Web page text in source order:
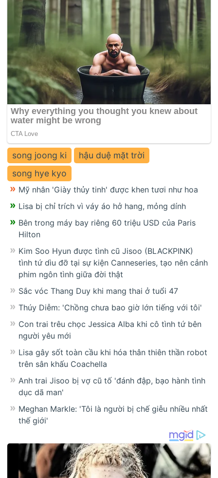
song joong ki
hậu duệ mặt trời
song hye kyo
Mỹ nhân 'Giày thủy tinh' được khen tươi như hoa
Lisa bị chỉ trích vì váy áo hở hang, mỏng dính
Bên trong máy bay riêng 60 triệu USD của Paris
Hilton
Kim Soo Hyun được tình cũ Jisoo (BLACKPINK)
tình tứ dìu đỡ tại sự kiện Canneseries, tạo nên cảnh
phim ngôn tình giữa đời thật
Sắc vóc Thang Duy khi mang thai ở tuổi 47
Thúy Diễm: 'Chồng chưa bao giờ lớn tiếng với tôi'
Con trai trêu chọc Jessica Alba khi cô tình tứ bên
người yêu mới
Lisa gây sốt toàn cầu khi hóa thân thiên thần robot
trên sân khấu Coachella
Anh trai Jisoo bị vợ cũ tố 'đánh đập, bạo hành tình
dục dã man'
Meghan Markle: 'Tôi là người bị chế giễu nhiều nhất
thế giới'